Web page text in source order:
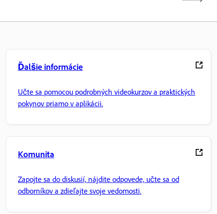
Ďalšie informácie
Učte sa pomocou podrobných videokurzov a praktických
pokynov priamo v aplikácii.
Komunita
Zapojte sa do diskusií, nájdite odpovede, učte sa od
odborníkov a zdieľajte svoje vedomosti.